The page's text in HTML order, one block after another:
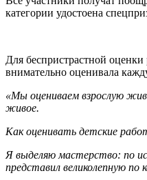
категории удостоена
Для беспристрастной
внимательно оценивала
«Мы оцениваем взрослую
живое.
Как оценивать детские
Я выделяю мастерство: по
представил великолепную